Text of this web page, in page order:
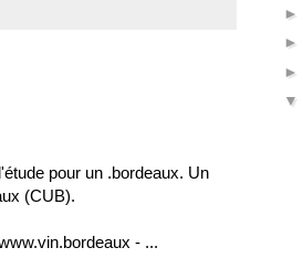
pour un .bordeaux. Un
(CUB).
- ...
►
►
►
▼